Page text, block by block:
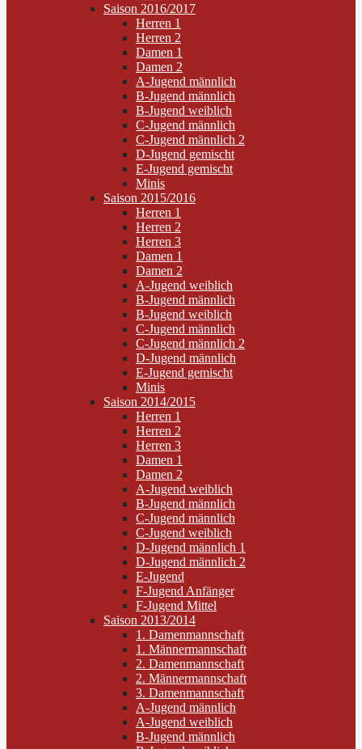
Saison 2016/2017
Herren 1
Herren 2
Damen 1
Damen 2
A-Jugend männlich
B-Jugend männlich
B-Jugend weiblich
C-Jugend männlich
C-Jugend männlich 2
D-Jugend gemischt
E-Jugend gemischt
Minis
Saison 2015/2016
Herren 1
Herren 2
Herren 3
Damen 1
Damen 2
A-Jugend weiblich
B-Jugend männlich
B-Jugend weiblich
C-Jugend männlich
C-Jugend männlich 2
D-Jugend männlich
E-Jugend gemischt
Minis
Saison 2014/2015
Herren 1
Herren 2
Herren 3
Damen 1
Damen 2
A-Jugend weiblich
B-Jugend männlich
C-Jugend männlich
C-Jugend weiblich
D-Jugend männlich 1
D-Jugend männlich 2
E-Jugend
F-Jugend Anfänger
F-Jugend Mittel
Saison 2013/2014
1. Damenmannschaft
1. Männermannschaft
2. Damenmannschaft
2. Männermannschaft
3. Damenmannschaft
A-Jugend männlich
A-Jugend weiblich
B-Jugend männlich